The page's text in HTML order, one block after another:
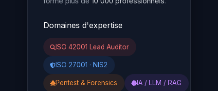
Domaines d'expertise
ISO 42001 Lead Auditor
ISO 27001 · NIS2
Pentest & Forensics IA / LLM / RAG